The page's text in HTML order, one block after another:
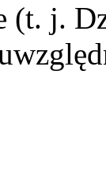
(t. j.